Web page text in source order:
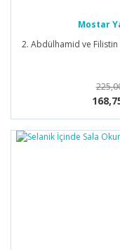
Mostar
2. Abdülhamid ve